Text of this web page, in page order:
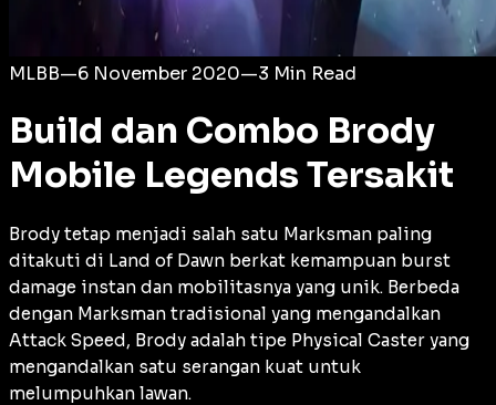
MLBB—6 November 2020—3 Min Read
Build dan Combo Brody
Mobile Legends Tersakit
Brody tetap menjadi salah satu Marksman paling
ditakuti di Land of Dawn berkat kemampuan burst
damage instan dan mobilitasnya yang unik. Berbeda
dengan Marksman tradisional yang mengandalkan
Attack Speed, Brody adalah tipe Physical Caster yang
mengandalkan satu serangan kuat untuk
melumpuhkan lawan.